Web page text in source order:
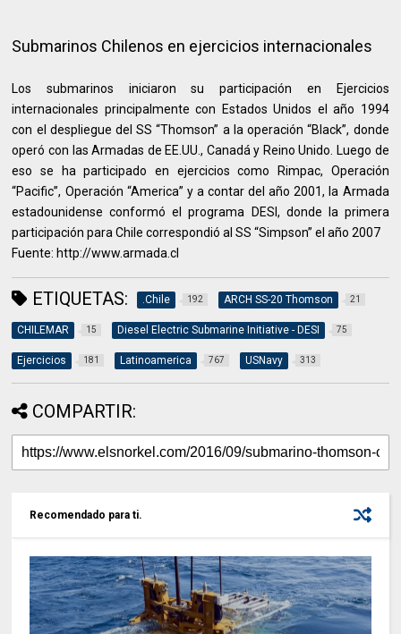
Submarinos Chilenos en ejercicios internacionales
Los submarinos iniciaron su participación en Ejercicios
internacionales principalmente con Estados Unidos el año 1994
con el despliegue del SS “Thomson” a la operación “Black”, donde
operó con las Armadas de EE.UU., Canadá y Reino Unido. Luego de
eso se ha participado en ejercicios como Rimpac, Operación
“Pacific”, Operación “America” y a contar del año 2001, la Armada
estadounidense conformó el programa DESI, donde la primera
participación para Chile correspondió al SS “Simpson” el año 2007
Fuente: http://www.armada.cl
ETIQUETAS: .Chile 192 ARCH SS-20 Thomson 21
CHILEMAR 15 Diesel Electric Submarine Initiative - DESI 75
Ejercicios 181 Latinoamerica 767 USNavy 313
COMPARTIR:
Recomendado para ti.